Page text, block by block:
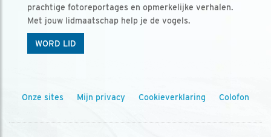
prachtige fotoreportages en opmerkelijke verhalen.
Met jouw lidmaatschap help je de vogels.
WORD LID
Onze sites Mijn privacy Cookieverklaring Colofon